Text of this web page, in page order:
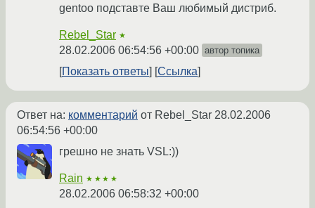
gentoo подставте Ваш любимый дистриб.
Rebel_Star ★
28.02.2006 06:54:56 +00:00 автор топика
Показать ответы Ссылка
Ответ на: комментарий от Rebel_Star 28.02.2006
06:54:56 +00:00
грешно не знать VSL:))
Rain ★★★★
28.02.2006 06:58:32 +00:00